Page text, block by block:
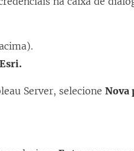
Esri.
Server, selecioneNova